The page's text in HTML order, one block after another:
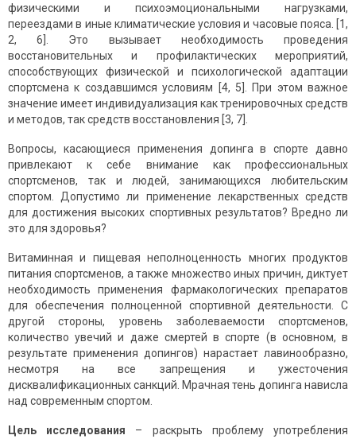
физическими и психоэмоциональными нагрузками,
переездами в иные климатические условия и часовые пояса. [1,
2, 6]. Это вызывает необходимость проведения
восстановительных и профилактических мероприятий,
способствующих физической и психологической адаптации
спортсмена к создавшимся условиям [4, 5]. При этом важное
значение имеет индивидуализация как тренировочных средств
и методов, так средств восстановления [3, 7].
Вопросы, касающиеся применения допинга в спорте давно
привлекают к себе внимание как профессиональных
спортсменов, так и людей, занимающихся любительским
спортом. Допустимо ли применение лекарственных средств
для достижения высоких спортивных результатов? Вредно ли
это для здоровья?
Витаминная и пищевая неполноценность многих продуктов
питания спортсменов, а также множество иных причин, диктует
необходимость применения фармакологических препаратов
для обеспечения полноценной спортивной деятельности. С
другой стороны, уровень заболеваемости спортсменов,
количество увечий и даже смертей в спорте (в основном, в
результате применения допингов) нарастает лавинообразно,
несмотря на все запрещения и ужесточения
дисквалификационных санкций. Мрачная тень допинга нависла
над современным спортом.
Цель исследования – раскрыть проблему употребления